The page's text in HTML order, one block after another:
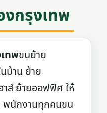
กรุงเทพ
ทพขนย้าย
บ้าน ย้าย
าส์ ย้ายออฟฟิศ ให้
พนักงานทุกคนขน